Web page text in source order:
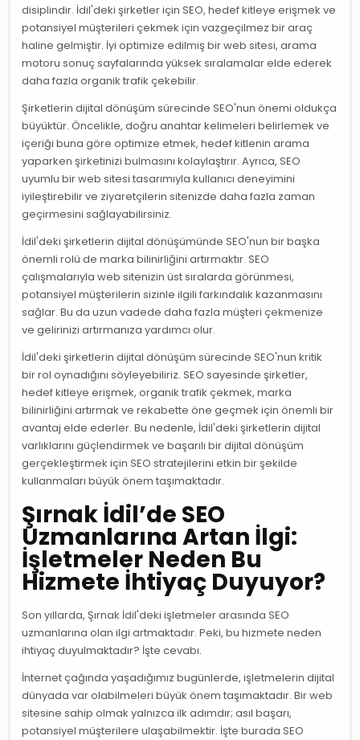
disiplindir. İdil'deki şirketler için SEO, hedef kitleye erişmek ve
potansiyel müşterileri çekmek için vazgeçilmez bir araç
haline gelmiştir. İyi optimize edilmiş bir web sitesi, arama
motoru sonuç sayfalarında yüksek sıralamalar elde ederek
daha fazla organik trafik çekebilir.
Şirketlerin dijital dönüşüm sürecinde SEO'nun önemi oldukça
büyüktür. Öncelikle, doğru anahtar kelimeleri belirlemek ve
içeriği buna göre optimize etmek, hedef kitlenin arama
yaparken şirketinizi bulmasını kolaylaştırır. Ayrıca, SEO
uyumlu bir web sitesi tasarımıyla kullanıcı deneyimini
iyileştirebilir ve ziyaretçilerin sitenizde daha fazla zaman
geçirmesini sağlayabilirsiniz.
İdil'deki şirketlerin dijital dönüşümünde SEO'nun bir başka
önemli rolü de marka bilinirliğini artırmaktır. SEO
çalışmalarıyla web sitenizin üst sıralarda görünmesi,
potansiyel müşterilerin sizinle ilgili farkındalık kazanmasını
sağlar. Bu da uzun vadede daha fazla müşteri çekmenize
ve gelirinizi artırmanıza yardımcı olur.
İdil'deki şirketlerin dijital dönüşüm sürecinde SEO'nun kritik
bir rol oynadığını söyleyebiliriz. SEO sayesinde şirketler,
hedef kitleye erişmek, organik trafik çekmek, marka
bilinirliğini artırmak ve rekabette öne geçmek için önemli bir
avantaj elde ederler. Bu nedenle, İdil'deki şirketlerin dijital
varlıklarını güçlendirmek ve başarılı bir dijital dönüşüm
gerçekleştirmek için SEO stratejilerini etkin bir şekilde
kullanmaları büyük önem taşımaktadır.
Şırnak İdil’de SEO
Uzmanlarına Artan İlgi:
İşletmeler Neden Bu
Hizmete İhtiyaç Duyuyor?
Son yıllarda, Şırnak İdil'deki işletmeler arasında SEO
uzmanlarına olan ilgi artmaktadır. Peki, bu hizmete neden
ihtiyaç duyulmaktadır? İşte cevabı.
İnternet çağında yaşadığımız bugünlerde, işletmelerin dijital
dünyada var olabilmeleri büyük önem taşımaktadır. Bir web
sitesine sahip olmak yalnızca ilk adımdır; asıl başarı,
potansiyel müşterilere ulaşabilmektir. İşte burada SEO